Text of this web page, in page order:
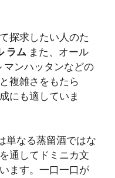
探求したい人のた
ラム また、オール
マンハッタンなどの
複雑さをもたら
にも適していま
単なる蒸留酒ではな
通してドミニカ文
ます。一口一口が